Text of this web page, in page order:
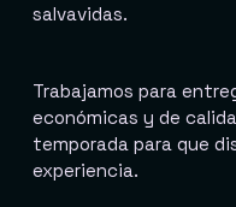
salvavidas.
Trabajamos para
económicas y de
temporada para que
experiencia.